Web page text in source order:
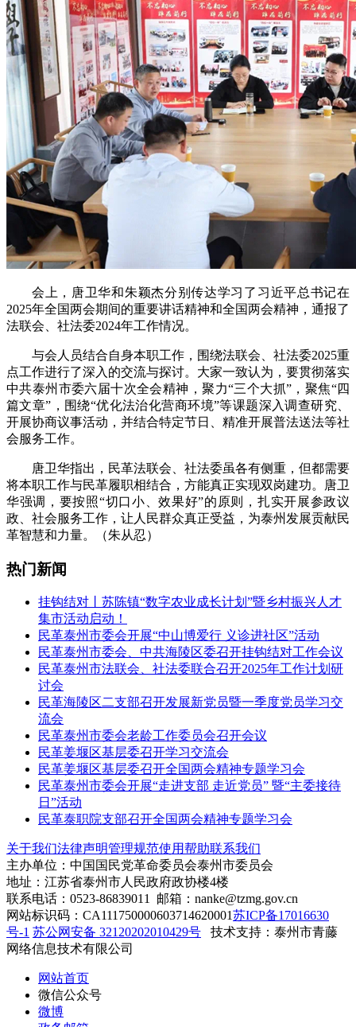
会上，唐卫华和朱颖杰分别传达学习了习近平总书记在
2025年全国两会期间的重要讲话精神和全国两会精神，通报了
法联会、社法委2024年工作情况。
与会人员结合自身本职工作，围绕法联会、社法委2025重
点工作进行了深入的交流与探讨。大家一致认为，要贯彻落实
中共泰州市委六届十次全会精神，聚力“三个大抓”，聚焦“四
篇文章”，围绕“优化法治化营商环境”等课题深入调查研究、
开展协商议事活动，并结合特定节日、精准开展普法送法等社
会服务工作。
唐卫华指出，民革法联会、社法委虽各有侧重，但都需要
将本职工作与民革履职相结合，方能真正实现双岗建功。唐卫
华强调，要按照“切口小、效果好”的原则，扎实开展参政议
政、社会服务工作，让人民群众真正受益，为泰州发展贡献民
革智慧和力量。（朱从忍）
热门新闻
挂钩结对丨苏陈镇“数字农业成长计划”暨乡村振兴人才
集市活动启动！
民革泰州市委会开展“中山博爱行 义诊进社区”活动
民革泰州市委会、中共海陵区委召开挂钩结对工作会议
民革泰州市法联会、社法委联合召开2025年工作计划研
讨会
民革海陵区二支部召开发展新党员暨一季度党员学习交
流会
民革泰州市委会老龄工作委员会召开会议
民革姜堰区基层委召开学习交流会
民革姜堰区基层委召开全国两会精神专题学习会
民革泰州市委会开展“走进支部 走近党员” 暨“主委接待
日”活动
民革泰职院支部召开全国两会精神专题学习会
关于我们法律声明管理规范使用帮助联系我们
主办单位：中国国民党革命委员会泰州市委员会
地址：江苏省泰州市人民政府政协楼4楼
联系电话：0523-86839011 邮箱：nanke@tzmg.gov.cn
网站标识码：CA111750000603714620001苏ICP备17016630
号-1 苏公网安备 32120202010429号
技术支持：泰州市青藤
网络信息技术有限公司
网站首页
微信公众号
微博